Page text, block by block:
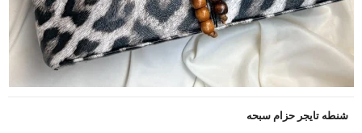
شنطه تايجر حزام سبحه